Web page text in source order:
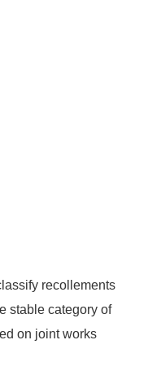
recollements
stable category of
on joint works